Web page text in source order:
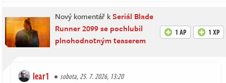
Nový komentář kSeriál Blade
Runner 2099 se pochlubil
plnohodnotným teaserem
1 AP 1 XP
lear1 sobota, 25. 7. 2026, 13:20